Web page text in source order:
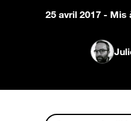
25 avril 2017 - Mis